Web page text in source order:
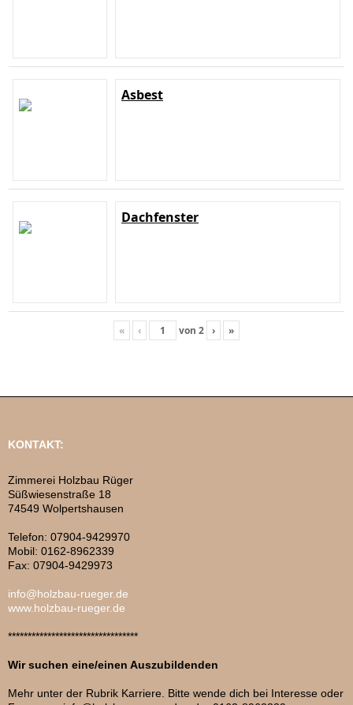
Asbest
Dachfenster
« ‹ von 2 › »
KONTAKT:
Zimmerei Holzbau Rüger
Süßwiesenstraße 18
74549 Wolpertshausen
Telefon: 07904-9429970
Mobil: 0162-8962339
Fax: 07904-9429973
info@holzbau-rueger.de
www.holzbau-rueger.de
*********************************
Wir suchen eine/einen Auszubildenden
Mehr unter der Rubrik Karriere. Bitte wende dich bei Interesse oder